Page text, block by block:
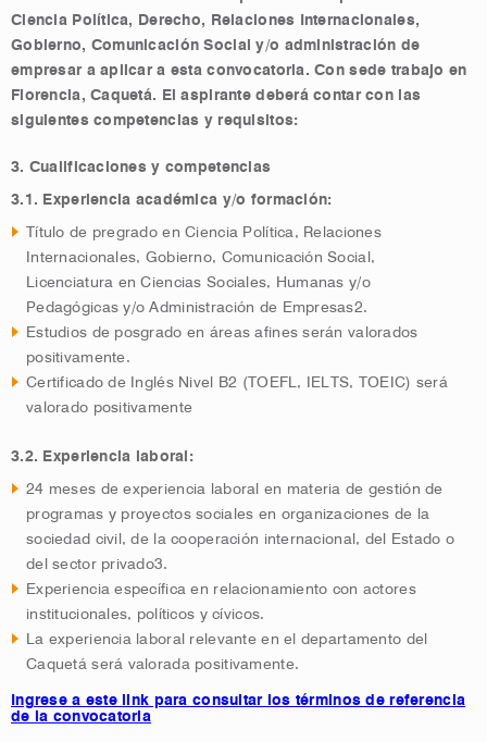
Ciencia Política, Derecho, Relaciones Internacionales,
Gobierno, Comunicación Social y/o administración de
empresar a aplicar a esta convocatoria. Con sede trabajo en
Florencia, Caquetá. El aspirante deberá contar con las
siguientes competencias y requisitos:
3. Cualificaciones y competencias
3.1. Experiencia académica y/o formación:
Título de pregrado en Ciencia Política, Relaciones
Internacionales, Gobierno, Comunicación Social,
Licenciatura en Ciencias Sociales, Humanas y/o
Pedagógicas y/o Administración de Empresas2.
Estudios de posgrado en áreas afines serán valorados
positivamente.
Certificado de Inglés Nivel B2 (TOEFL, IELTS, TOEIC) será
valorado positivamente
3.2. Experiencia laboral:
24 meses de experiencia laboral en materia de gestión de
programas y proyectos sociales en organizaciones de la
sociedad civil, de la cooperación internacional, del Estado o
del sector privado3.
Experiencia específica en relacionamiento con actores
institucionales, políticos y cívicos.
La experiencia laboral relevante en el departamento del
Caquetá será valorada positivamente.
Ingrese a este link para consultar los términos de referencia
de la convocatoria